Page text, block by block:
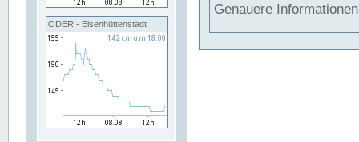
ODER - Eisenhüttenstadt
Genauere